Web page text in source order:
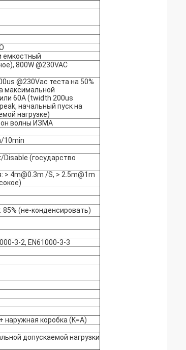
емкостный
800W @230VAC
@230Vac теста на 50%
максимальной
60A (twidth 200us
начальный пуск на
нагрузке)
волны ИЗМА
10min
(государство
4m@0.3m /S, > 2.5m@1m
(не-конденсировать)
3-2, EN61000-3-3
наружная коробка (K=A)
допускаемой нагрузки